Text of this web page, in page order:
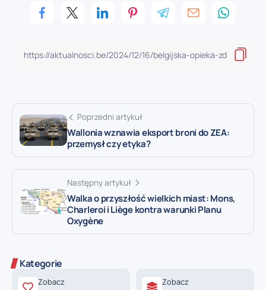
Poprzedni artykuł
Wallonia wznawia eksport broni do ZEA:
przemysł czy etyka?
Następny artykuł
Walka o przyszłość wielkich miast: Mons,
Charleroi i Liège kontra warunki Planu
Oxygène
Kategorie
Zobacz Zobacz